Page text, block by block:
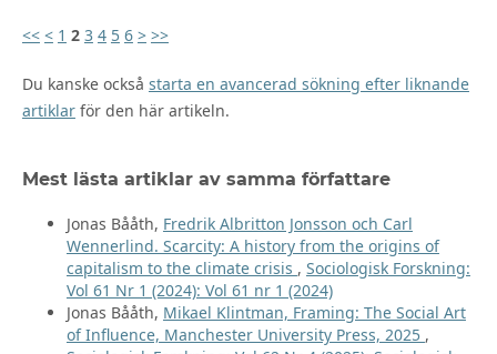
<< < 1 2 3 4 5 6 > >>
Du kanske också starta en avancerad sökning efter liknande
artiklarför den här artikeln.
Mest lästa artiklar av samma författare
Jonas Bååth, Fredrik Albritton Jonsson och Carl
Wennerlind. Scarcity: A history from the origins of
capitalism to the climate crisis , Sociologisk Forskning:
Vol 61 Nr 1 (2024): Vol 61 nr 1 (2024)
Jonas Bååth, Mikael Klintman, Framing: The Social Art
of Influence, Manchester University Press, 2025 ,